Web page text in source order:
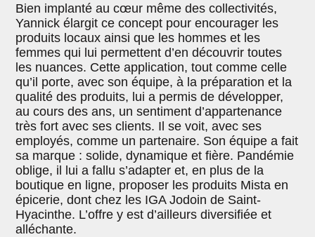
Bien implanté au cœur même des collectivités,
Yannick élargit ce concept pour encourager les
produits locaux ainsi que les hommes et les
femmes qui lui permettent d’en découvrir toutes
les nuances. Cette application, tout comme celle
qu’il porte, avec son équipe, à la préparation et la
qualité des produits, lui a permis de développer,
au cours des ans, un sentiment d’appartenance
très fort avec ses clients. Il se voit, avec ses
employés, comme un partenaire. Son équipe a fait
sa marque : solide, dynamique et fière. Pandémie
oblige, il lui a fallu s’adapter et, en plus de la
boutique en ligne, proposer les produits Mista en
épicerie, dont chez les IGA Jodoin de Saint-
Hyacinthe. L’offre y est d’ailleurs diversifiée et
alléchante.